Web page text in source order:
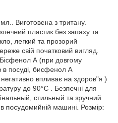
Виготовена з тритану.
пластик без запаху та
легкий та прозорий
свій початковий вигляд.
А (при довгому
в посуді, бисфенол А
негативно впливає на здоров"я )
до 90°C . Безпечні для
стильный та зручний
посудомийній машині. Розмір: